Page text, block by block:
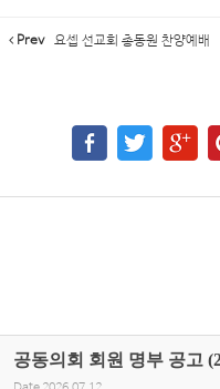
Prev 요셉 선교회 총동원 찬양예배
공동의회 회원 명부 공고